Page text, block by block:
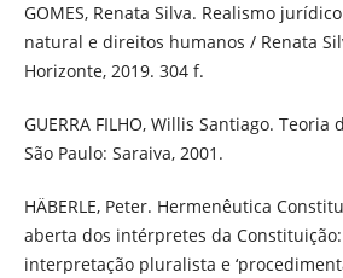
GOMES, Renata Silva. Realismo
natural e direitos humanos / Renata
Horizonte, 2019. 304 f.
GUERRA FILHO, Willis Santiago. Teoria
São Paulo: Saraiva, 2001.
HÄBERLE, Peter. Hermenêutica
aberta dos intérpretes da
interpretação pluralista e